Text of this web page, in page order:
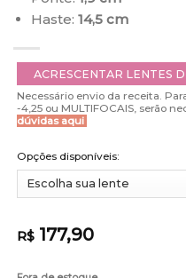
Haste: 14,5 cm
ACRESCENTAR LENTES
Necessário envio da receita.
-4,25 ou MULTIFOCAIS, serão
dúvidas aqui
Opções disponíveis:
R$ 177,90